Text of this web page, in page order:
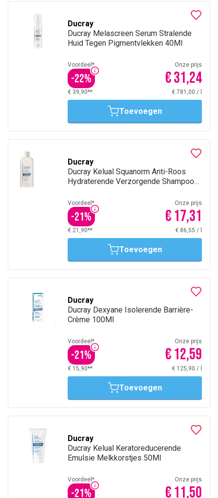
Ducray
Ducray Melascreen Serum Stralende
Huid Tegen Pigmentvlekken 40Ml
Voordeel*
-22%
Onze prijs
€ 31,24
€ 39,90** € 781,00 /
Toevoegen
Ducray
Ducray Kelual Squanorm Anti-Roos
Hydraterende Verzorgende Shampoo
Voordeel*
-21%
Onze prijs
€ 17,31
€ 21,90** € 86,55 /
Toevoegen
Ducray
Ducray Dexyane Isolerende Barrière-
Crème 100Ml
Voordeel*
-21%
Onze prijs
€ 12,59
€ 15,90** € 125,90 /
Toevoegen
Ducray
Ducray Kelual Keratoreducerende
Emulsie Melkkorstjes 50Ml
Voordeel*
-21%
Onze prijs
€ 11,50